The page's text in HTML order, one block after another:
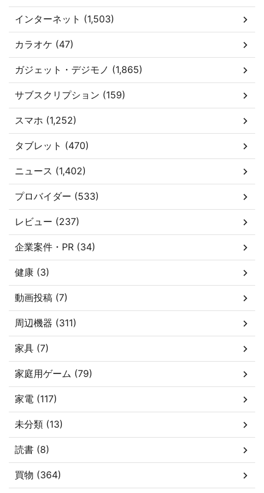
インターネット (1,503)
カラオケ (47)
ガジェット・デジモノ (1,865)
サブスクリプション (159)
スマホ (1,252)
タブレット (470)
ニュース (1,402)
プロバイダー (533)
レビュー (237)
企業案件・PR (34)
健康 (3)
動画投稿 (7)
周辺機器 (311)
家具 (7)
家庭用ゲーム (79)
家電 (117)
未分類 (13)
読書 (8)
買物 (364)